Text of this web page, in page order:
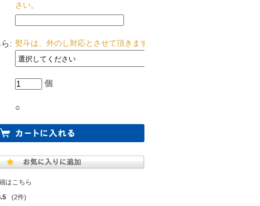
さい。
: 熨斗は、外のし対応とさせて頂きます。
個
○
はこちら
(2件)